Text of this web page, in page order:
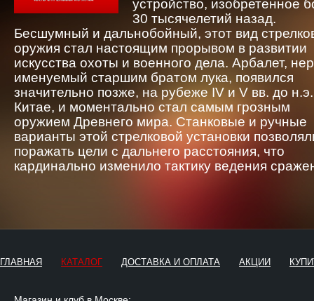
устройство, изобретенное
30 тысячелетий назад.
Бесшумный и дальнобойный, этот вид
оружия стал настоящим прорывом в развитии
искусства охоты и военного дела. Арбалет,
именуемый старшим братом лука, появился
значительно позже, на рубеже IV и V вв. до
Китае, и моментально стал самым грозным
оружием Древнего мира. Станковые и ручные
варианты этой стрелковой установки
поражать цели с дальнего расстояния, что
кардинально изменило тактику ведения
ГЛАВНАЯ КАТАЛОГ ДОСТАВКА И ОПЛАТА АКЦИИ